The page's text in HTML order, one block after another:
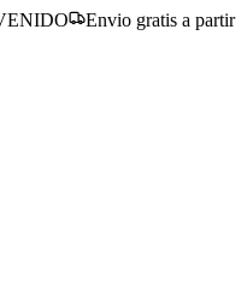
Envio gratis a partir